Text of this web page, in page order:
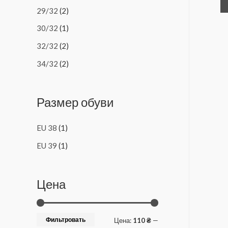
29/32 (2)
30/32 (1)
32/32 (2)
34/32 (2)
Размер обуви
EU 38 (1)
EU 39 (1)
Цена
Фильтровать Цена: 110 ₴ —